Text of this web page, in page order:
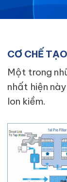
CƠ CHẾ
Một trong
nhất hiện
Ion kiềm.